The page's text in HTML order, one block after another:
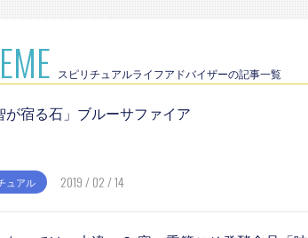
スピリチュアルライフアドバイザーの記事一覧
が宿る石」ブルーサファイア
ュアル 2019 / 02 / 14